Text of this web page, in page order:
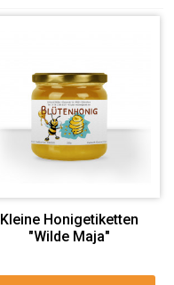
Kleine Honigetiketten
"Wilde Maja"